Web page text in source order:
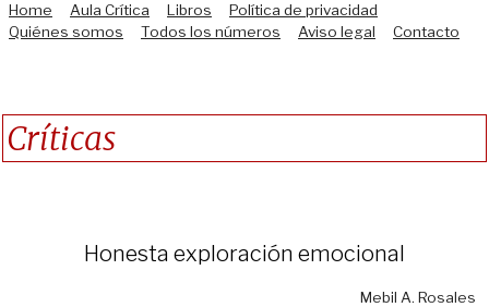
Home Aula Crítica Libros
Política de privacidad
Quiénes somos
Todos los números Aviso legal Contacto
Críticas
Honesta exploración emocional
Mebil A. Rosales